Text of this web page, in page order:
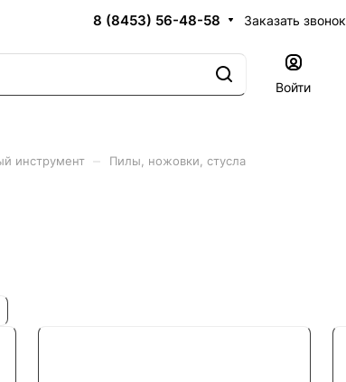
8 (8453) 56-48-58 Заказать звонок
Войти
инструмент Пилы, ножовки, стусла